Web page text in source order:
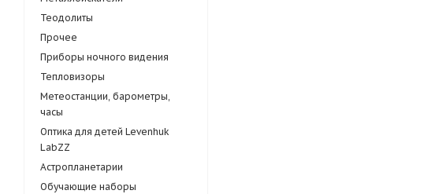
Теодолиты
Прочее
Приборы ночного видения
Тепловизоры
Метеостанции, барометры,
часы
Оптика для детей Levenhuk
LabZZ
Астропланетарии
Обучающие наборы